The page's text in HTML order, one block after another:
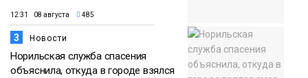
12:31 08 августа 485
3 Новости
Норильская служба спасения
объяснила, откуда в городе взялся